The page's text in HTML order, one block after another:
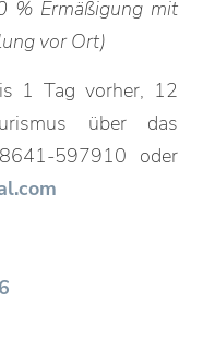
% Ermäßigung mit
vor Ort)
1 Tag vorher, 12
über das
597910 oder